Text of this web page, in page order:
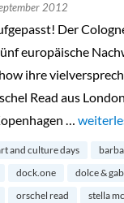
2012
Der
europäische
ihre
Read aus
…
and culture days
dock.one dolce &
orschel read stella